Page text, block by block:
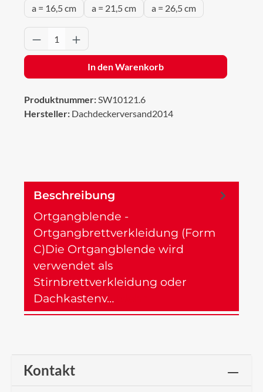
a = 16,5 cm
a = 21,5 cm a = 26,5 cm
Produkt Anzahl: Gib den gewünschten
In den Warenkorb
Produktnummer:SW10121.6
Hersteller: Dachdeckerversand2014
Beschreibung
Ortgangblende -
Ortgangbrettverkleidung (Form
C)Die Ortgangblende wird
verwendet als
Stirnbrettverkleidung oder
Dachkastenv…
Kontakt